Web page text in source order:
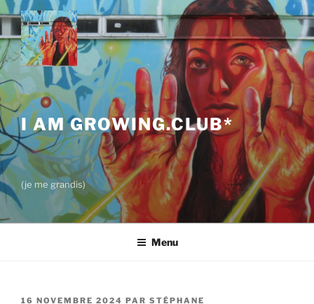
Aller
au
contenu
principal
I AM GROWING.CLUB*
(je me grandis)
Menu
PUBLIÉ
16 NOVEMBRE 2024 PAR STÉPHANE